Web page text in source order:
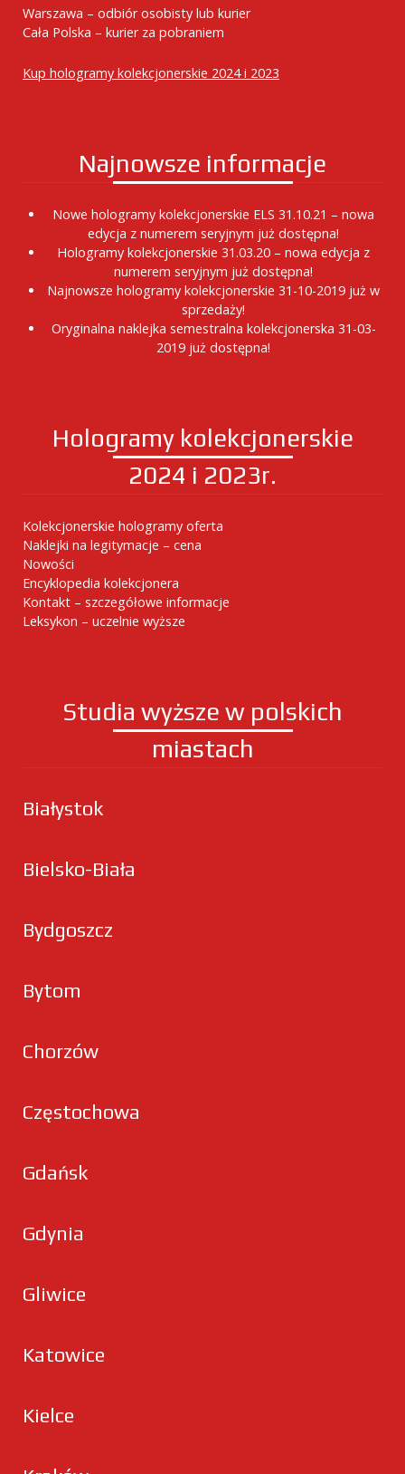
Warszawa – odbiór osobisty lub kurier
Cała Polska – kurier za pobraniem
Kup hologramy kolekcjonerskie 2024 i 2023
Najnowsze informacje
Nowe hologramy kolekcjonerskie ELS 31.10.21 – nowa
edycja z numerem seryjnym już dostępna!
Hologramy kolekcjonerskie 31.03.20 – nowa edycja z
numerem seryjnym już dostępna!
Najnowsze hologramy kolekcjonerskie 31-10-2019 już w
sprzedaży!
Oryginalna naklejka semestralna kolekcjonerska 31-03-
2019 już dostępna!
Hologramy kolekcjonerskie
2024 i 2023r.
Kolekcjonerskie hologramy oferta
Naklejki na legitymacje – cena
Nowości
Encyklopedia kolekcjonera
Kontakt – szczegółowe informacje
Leksykon – uczelnie wyższe
Studia wyższe w polskich
miastach
Białystok
Bielsko-Biała
Bydgoszcz
Bytom
Chorzów
Częstochowa
Gdańsk
Gdynia
Gliwice
Katowice
Kielce